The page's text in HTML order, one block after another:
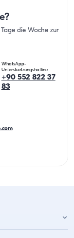
die Woche zur
WhatsApp-
Unterstuetzungshotline
+90 552 822 37
83